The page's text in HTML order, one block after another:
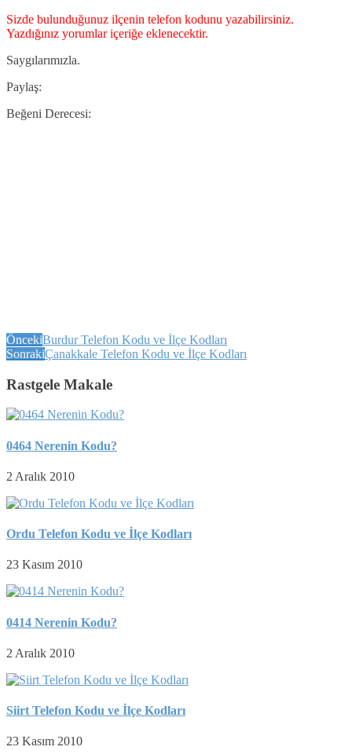
Sizde bulunduğunuz ilçenin telefon kodunu yazabilirsiniz.
Yazdığınız yorumlar içeriğe eklenecektir.
Saygılarımızla.
Paylaş:
Beğeni Derecesi:
ÖncekiBurdur Telefon Kodu ve İlçe Kodları
SonrakiÇanakkale Telefon Kodu ve İlçe Kodları
Rastgele Makale
0464 Nerenin Kodu?
2 Aralık 2010
Ordu Telefon Kodu ve İlçe Kodları
23 Kasım 2010
0414 Nerenin Kodu?
2 Aralık 2010
Siirt Telefon Kodu ve İlçe Kodları
23 Kasım 2010